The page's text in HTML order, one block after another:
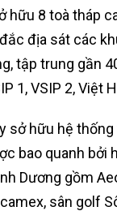
hữu 8 toà tháp
địa sát các
tập trung gần
1, VSIP 2, Việt
sở hữu hệ
bao quanh bởi
Dương gồm
sân golf